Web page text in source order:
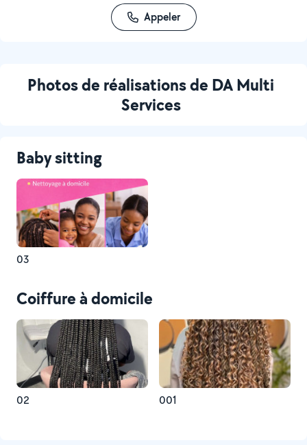
Appeler
Photos de réalisations de DA Multi
Services
Baby sitting
03
Coiffure à domicile
02 001